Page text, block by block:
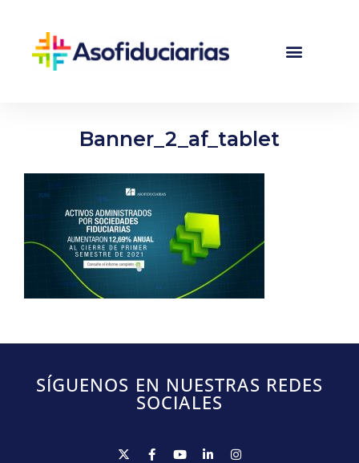
Banner_2_af_tablet
SÍGUENOS EN NUESTRAS REDES
SOCIALES